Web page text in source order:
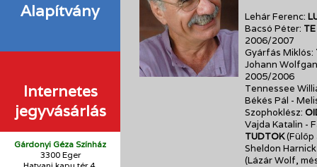
Alapítvány
Internetes
jegyvásárlás
Gárdonyi Géza Színház
3300 Eger
Lehár Ferenc:
Bacsó Péter:
2006/2007
Gyárfás Miklós:
Johann
2005/2006
Tennessee
Békés Pál -
Szophoklész:
Vajda Katalin -
TUDTOK(Fülöp
Sheldon
(Lázár Wolf,